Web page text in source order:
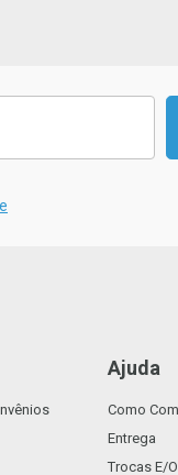
Ajuda
Como
Entrega
Trocas E/